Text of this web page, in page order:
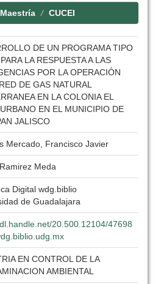
Maestría CUCEI
DE UN PROGRAMA TIPO
LA RESPUESTA A LAS
POR LA OPERACIÓN
DE GAS NATURAL
EN LA COLONIA EL
EN EL MUNICIPIO DE
JALISCO
Mercado, Francisco Javier
Meda
Digital wdg.biblio
de Guadalajara
20.500.12104/47698
EN CONTROL DE LA
AMBIENTAL